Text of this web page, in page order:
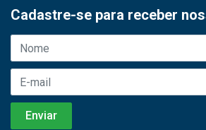
Cadastre-se para receber